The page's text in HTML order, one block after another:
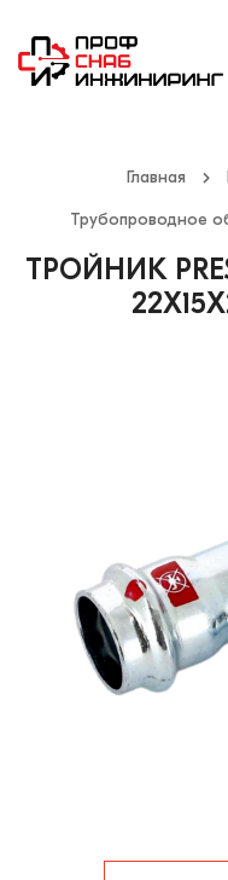
Главная
Трубопроводное
ТРОЙНИК